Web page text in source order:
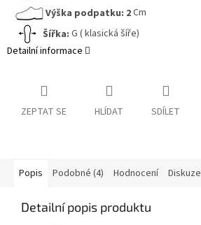
Výška podpatku: 2Cm
Šířka: G ( klasická šíře)
Detailní informace
ZEPTAT SE HLÍDAT SDÍLET
Popis Podobné (4) Hodnocení Diskuze
Detailní popis produktu